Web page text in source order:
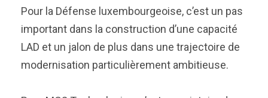
Pour la Défense luxembourgeoise, c’est un pas
important dans la construction d’une capacité
LAD et un jalon de plus dans une trajectoire de
modernisation particulièrement ambitieuse.